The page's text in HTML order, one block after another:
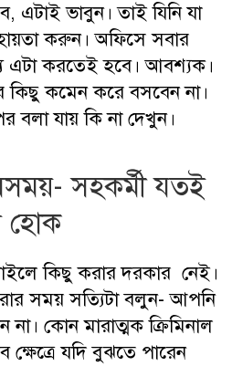
এটাই ভাবুন। তাই যিনি যা
করুন। অফিসে সবার
এটা করতেই হবে। আবশ্যক।
কিছু কমেন করে বসবেন না।
যায় কি না দেখুন।
সহকর্মী যতই
হোক
কিছু করার দরকার নেই।
সময় সত্যিটা বলুন- আপনি
কোন মারাত্মক ক্রিমিনাল
যদি বুঝতে পারেন